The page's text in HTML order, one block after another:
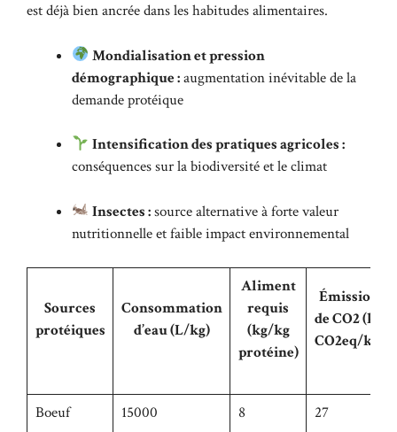
est déjà bien ancrée dans les habitudes alimentaires.
Mondialisation et pression
démographique :augmentation inévitable de la
demande protéique
Intensification des pratiques agricoles :
conséquences sur la biodiversité et le climat
Insectes :source alternative à forte valeur
nutritionnelle et faible impact environnemental
Sources
protéiques
Consommation
d’eau (L/kg)
Aliment
requis
(kg/kg
protéine)
Émission
de CO2 (kg
CO2eq/kg)
Boeuf 15000 8 27